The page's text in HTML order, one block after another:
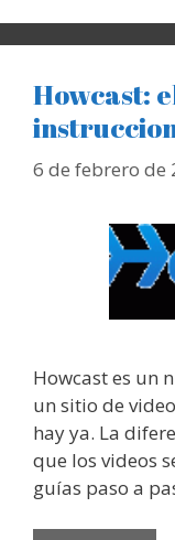
Howcast:
6 de febrero de
Howcast es un
un sitio de
hay ya. La
que los videos
guías paso a